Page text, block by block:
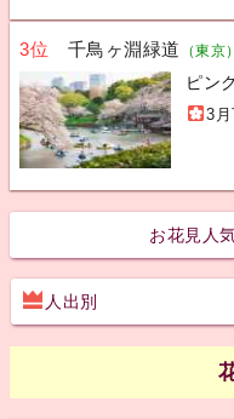
3位 千鳥ヶ淵緑道 （東京）
ピン
3
お花見人
人出別